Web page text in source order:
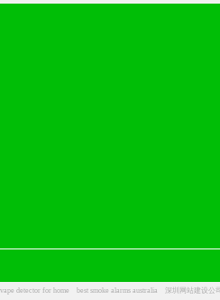
vape detector for home best smoke alarms australia 深圳网站建设公司